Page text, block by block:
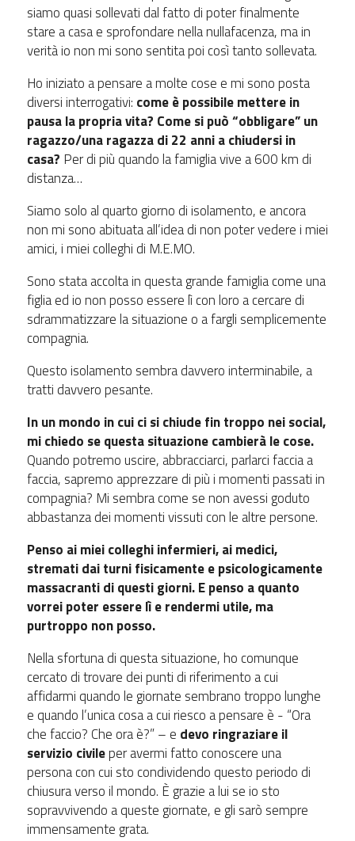
siamo quasi sollevati dal fatto di poter finalmente
stare a casa e sprofondare nella nullafacenza, ma in
verità io non mi sono sentita poi così tanto sollevata.
Ho iniziato a pensare a molte cose e mi sono posta
diversi interrogativi: come è possibile mettere in
pausa la propria vita? Come si può “obbligare” un
ragazzo/una ragazza di 22 anni a chiudersi in
casa? Per di più quando la famiglia vive a 600 km di
distanza…
Siamo solo al quarto giorno di isolamento, e ancora
non mi sono abituata all’idea di non poter vedere i miei
amici, i miei colleghi di M.E.MO.
Sono stata accolta in questa grande famiglia come una
figlia ed io non posso essere lì con loro a cercare di
sdrammatizzare la situazione o a fargli semplicemente
compagnia.
Questo isolamento sembra davvero interminabile, a
tratti davvero pesante.
In un mondo in cui ci si chiude fin troppo nei social,
mi chiedo se questa situazione cambierà le cose.
Quando potremo uscire, abbracciarci, parlarci faccia a
faccia, sapremo apprezzare di più i momenti passati in
compagnia? Mi sembra come se non avessi goduto
abbastanza dei momenti vissuti con le altre persone.
Penso ai miei colleghi infermieri, ai medici,
stremati dai turni fisicamente e psicologicamente
massacranti di questi giorni. E penso a quanto
vorrei poter essere lì e rendermi utile, ma
purtroppo non posso.
Nella sfortuna di questa situazione, ho comunque
cercato di trovare dei punti di riferimento a cui
affidarmi quando le giornate sembrano troppo lunghe
e quando l’unica cosa a cui riesco a pensare è - “Ora
che faccio? Che ora è?” – e devo ringraziare il
servizio civileper avermi fatto conoscere una
persona con cui sto condividendo questo periodo di
chiusura verso il mondo. È grazie a lui se io sto
sopravvivendo a queste giornate, e gli sarò sempre
immensamente grata.